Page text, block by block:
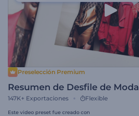
Preselección Premium
Resumen de Desfile de Moda
147K+ Exportaciones Flexible
Este video preset fue creado con